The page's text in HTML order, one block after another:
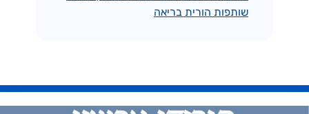
שותפות הורית בריאה